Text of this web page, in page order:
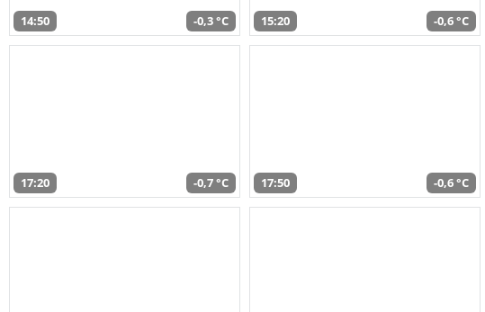
14:50 -0,3 °C 15:20 -0,6 °C
17:20 -0,7 °C 17:50 -0,6 °C